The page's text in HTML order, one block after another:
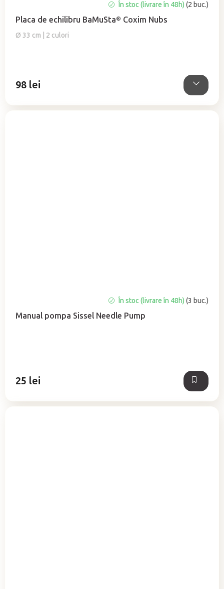
Placa de echilibru BaMuSta® Coxim Nubs
Ø 33 cm | 2 culori
În stoc (livrare în 48h) (2 buc.)
98 lei
Manual pompa Sissel Needle Pump
În stoc (livrare în 48h) (3 buc.)
25 lei